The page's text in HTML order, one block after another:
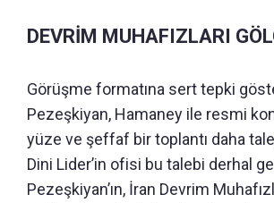
DEVRİM MUHAFIZLARI
Görüşme formatına sert tepki
Pezeşkiyan, Hamaney ile resmi
yüze ve şeffaf bir toplantı daha
Dini Lider’in ofisi bu talebi derhal
Pezeşkiyan’ın, İran Devrim